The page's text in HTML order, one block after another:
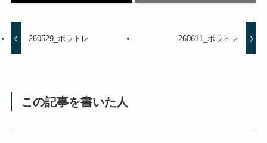
260529_ボラトレ 260611_ボラトレ
この記事を書いた人